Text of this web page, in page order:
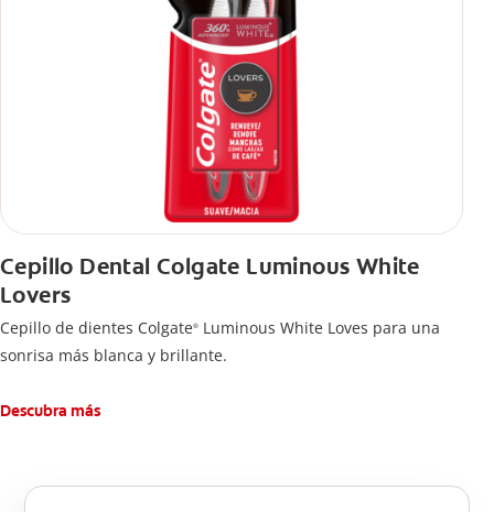
Cepillo Dental Colgate Luminous White
Lovers
Cepillo de dientes Colgate® Luminous White Loves para una
sonrisa más blanca y brillante.
Descubra más